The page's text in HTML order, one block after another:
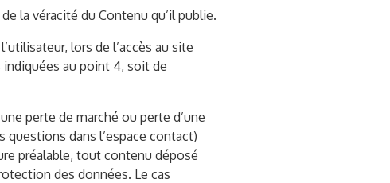
la véracité du Contenu qu’il publie.
lors de l’accès au site
au point 4, soit de
perte de marché ou perte d’une
dans l’espace contact)
préalable, tout contenu déposé
des données. Le cas